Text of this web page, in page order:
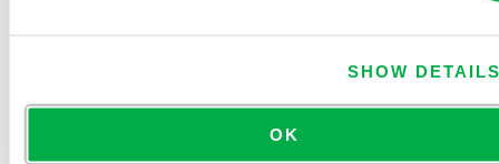
SHOW
OK